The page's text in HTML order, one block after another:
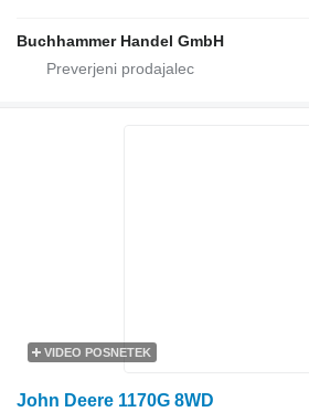
Buchhammer Handel GmbH
VIDEO POSNETEK
John Deere 1170G 8WD